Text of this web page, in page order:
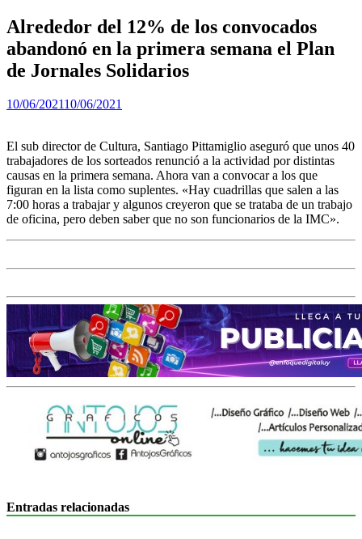
Alrededor del 12% de los convocados
abandonó en la primera semana el Plan
de Jornales Solidarios
10/06/202110/06/2021
El sub director de Cultura, Santiago Pittamiglio aseguró que unos 40
trabajadores de los sorteados renunció a la actividad por distintas
causas en la primera semana. Ahora van a convocar a los que
figuran en la lista como suplentes. «Hay cuadrillas que salen a las
7:00 horas a trabajar y algunos creyeron que se trataba de un trabajo
de oficina, pero deben saber que no son funcionarios de la IMC».
Entradas relacionadas